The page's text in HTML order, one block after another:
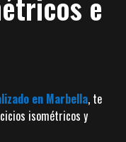
en Marbella, te
isométricos y